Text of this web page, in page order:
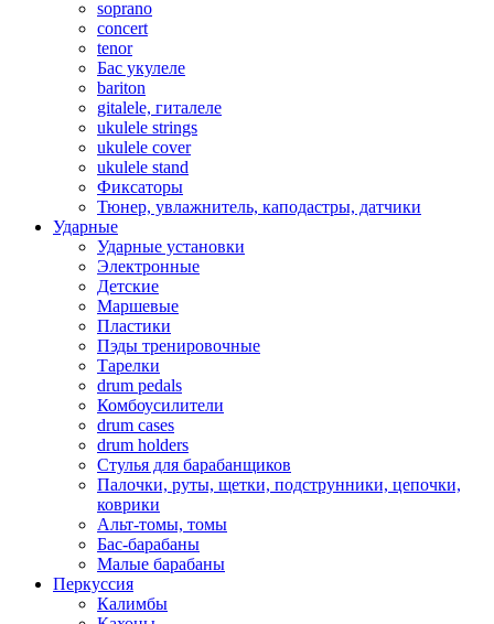
soprano
concert
tenor
Бас укулеле
bariton
gitalele, гиталеле
ukulele strings
ukulele cover
ukulele stand
Фиксаторы
Тюнер, увлажнитель, каподастры, датчики
Ударные
Ударные установки
Электронные
Детские
Маршевые
Пластики
Пэды тренировочные
Тарелки
drum pedals
Комбоусилители
drum cases
drum holders
Стулья для барабанщиков
Палочки, руты, щетки, подструнники, цепочки,
коврики
Альт-томы, томы
Бас-барабаны
Малые барабаны
Перкуссия
Калимбы